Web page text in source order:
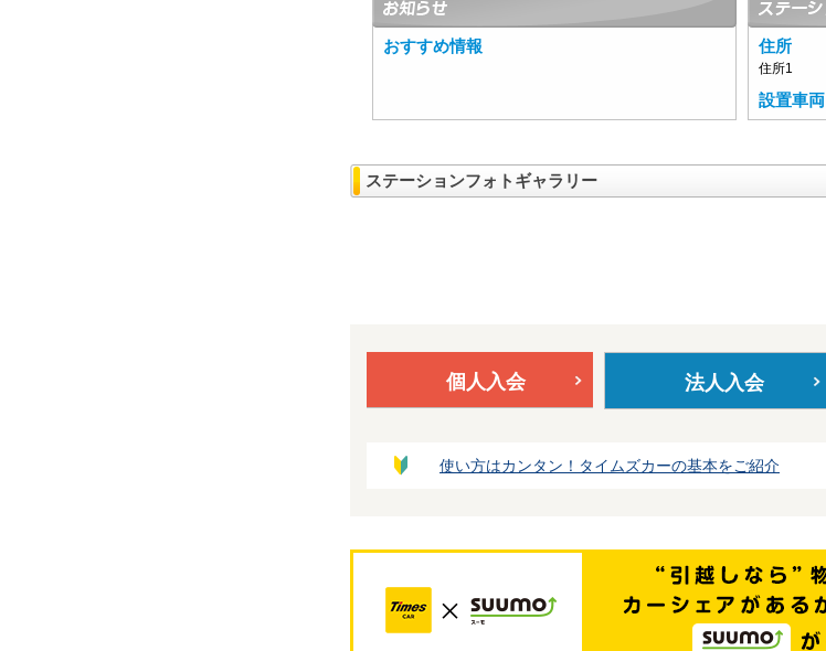
おすすめ情報 住所
住所1
設置車両
ステーションフォトギャラリー
個人入会 法人入会
使い方はカンタン！タイムズカーの基本をご紹介